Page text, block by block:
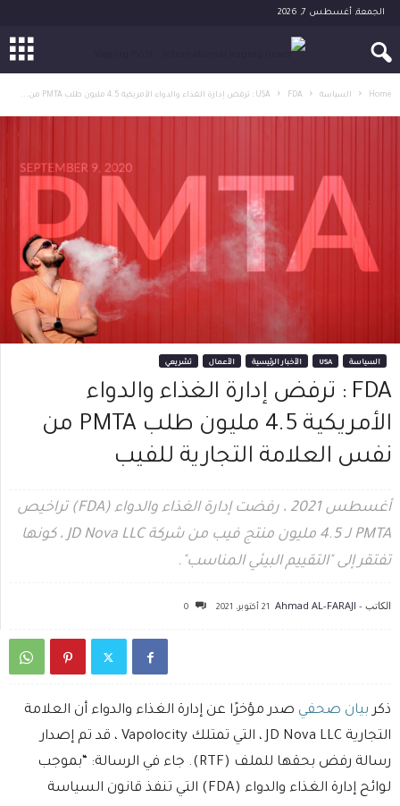
الجمعة, أغسطس 7, 2026
Home السياسة USA FDA : ترفض إدارة الغذاء والدواء الأمريكية 4.5 مليون طلب PMTA من...
السياسة USA الأخبار الرئيسية الأعمال تشريعي
FDA : ترفض إدارة الغذاء والدواء
الأمريكية 4.5 مليون طلب PMTA من
نفس العلامة التجارية للفيب
أغسطس 2021 ، رفضت إدارة الغذاء والدواء (FDA) تراخيص
PMTA لـ 4.5 مليون منتج فيب من شركة JD Nova LLC ، كونها
تفتقر إلى "التقييم البيئي المناسب".
الكاتب - Ahmad AL-FARAJI 21 أكتوبر، 2021 0
ذكر بيان صحفي صدر مؤخرًا عن إدارة الغذاء والدواء أن العلامة
التجارية JD Nova LLC ، التي تمتلك Vapolocity ، قد تم إصدار
رسالة رفض بحقها للملف (RTF). جاء في الرسالة: “بموجب
لوائح إدارة الغذاء والدواء (FDA) التي تنفذ قانون السياسة